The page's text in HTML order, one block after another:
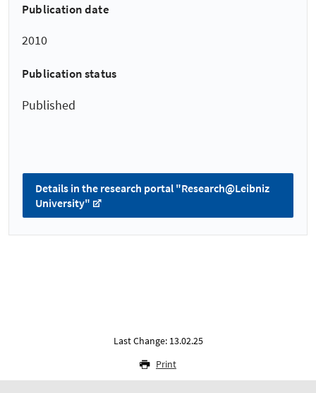
Publication date
2010
Publication status
Published
Details in the research portal "Research@Leibniz
University"
Last Change: 13.02.25
Print